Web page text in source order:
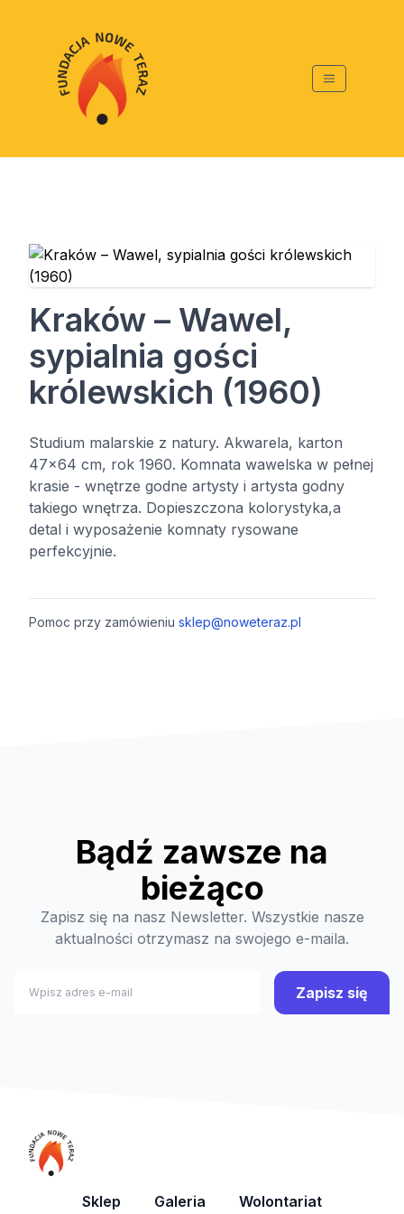
Kraków – Wawel,
sypialnia gości
królewskich (1960)
Studium malarskie z natury. Akwarela, karton
47x64 cm, rok 1960. Komnata wawelska w pełnej
krasie - wnętrze godne artysty i artysta godny
takiego wnętrza. Dopieszczona kolorystyka,a
detal i wyposażenie komnaty rysowane
perfekcyjnie.
Pomoc przy zamówieniu sklep@noweteraz.pl
Bądź zawsze na
bieżąco
Zapisz się na nasz Newsletter. Wszystkie nasze
aktualności otrzymasz na swojego e-maila.
Zapisz się
Sklep Galeria Wolontariat